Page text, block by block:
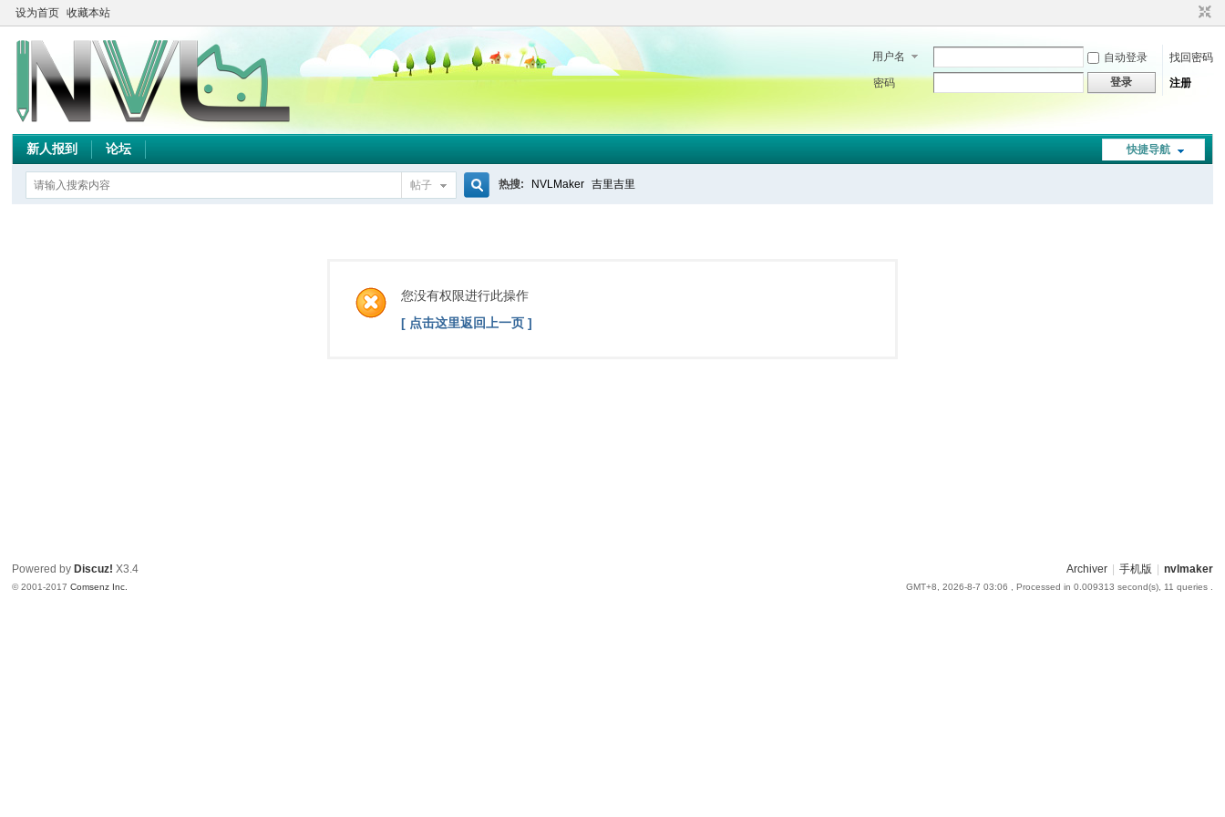
设为首页 收藏本站
用户名 自动登录
找回密码
密码
登录 注册
快捷导航
新人报到 论坛
帖子
索
热搜: NVLMaker 吉里吉里
您没有权限进行此操作
[ 点击这里返回上一页 ]
Archiver 手机版 nvlmaker
GMT+8, 2026-8-7 03:06 , Processed in 0.009313 second(s), 11 queries .
Powered by Discuz! X3.4
© 2001-2017Comsenz Inc.